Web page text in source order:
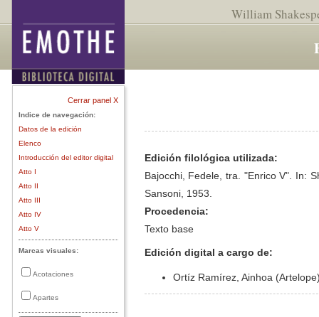
William
Cerrar panel X
Indice de navegación:
Datos de la edición
Elenco
Introducción del editor digital
Atto I
Atto II
Atto III
Atto IV
Atto V
Marcas visuales:
Acotaciones
Apartes
Edición filológica utilizada:
Bajocchi, Fedele, tra. "Enrico V". In:
Sansoni, 1953.
Procedencia:
Texto base
Edición digital a cargo de:
Ortíz Ramírez, Ainhoa